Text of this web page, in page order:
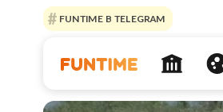
FUNTIME В TELEGRAM